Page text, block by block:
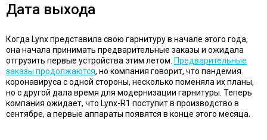
Дата выхода
Когда Lynx представила свою гарнитуру в начале этого года,
она начала принимать предварительные заказы и ожидала
отгрузить первые устройства этим летом. Предварительные
заказы продолжаются, но компания говорит, что пандемия
коронавируса с одной стороны, несколько поменяла их планы,
но с другой дала время для модернизации гарнитуры. Теперь
компания ожидает, что Lynx-R1 поступит в производство в
сентябре, а первые аппараты появятся в конце этого месяца.